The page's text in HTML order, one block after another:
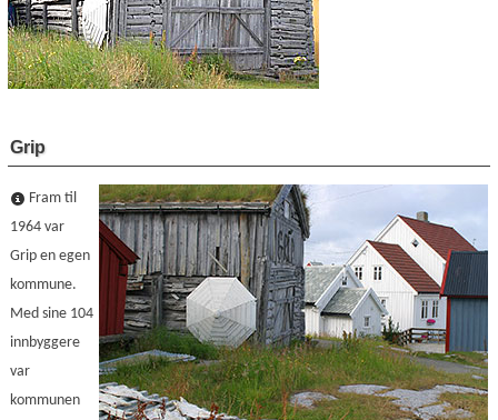
Grip
Fram til
1964 var
Grip en egen
kommune.
Med sine 104
innbyggere
var
kommunen